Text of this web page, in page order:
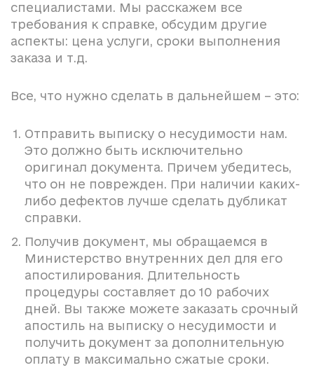
специалистами. Мы расскажем все
требования к справке, обсудим другие
аспекты: цена услуги, сроки выполнения
заказа и т.д.
Все, что нужно сделать в дальнейшем – это:
Отправить выписку о несудимости нам.
Это должно быть исключительно
оригинал документа. Причем убедитесь,
что он не поврежден. При наличии каких-
либо дефектов лучше сделать дубликат
справки.
Получив документ, мы обращаемся в
Министерство внутренних дел для его
апостилирования. Длительность
процедуры составляет до 10 рабочих
дней. Вы также можете заказать срочный
апостиль на выписку о несудимости и
получить документ за дополнительную
оплату в максимально сжатые сроки.